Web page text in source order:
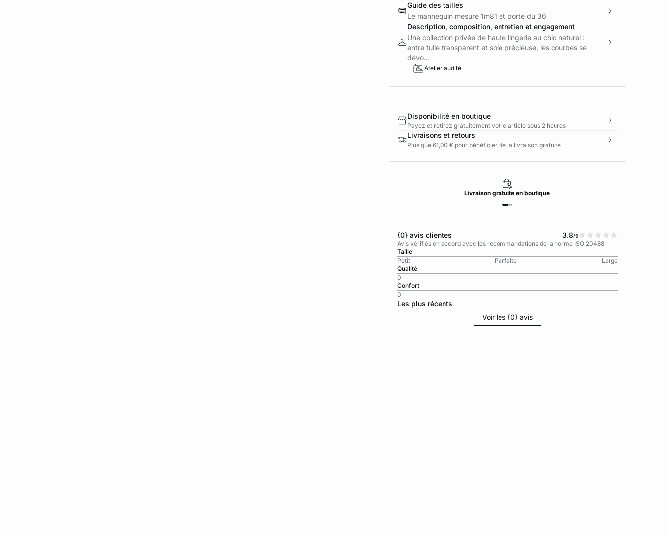
Guide des tailles
Le mannequin mesure 1m81 et porte du 36
Description, composition, entretien et engagement
Une collection privée de haute lingerie au chic naturel :
entre tulle transparent et soie précieuse, les courbes se
dévo...
Atelier audité
Disponibilité en boutique
Payez et retirez gratuitement votre article sous 2 heures
Livraisons et retours
Plus que 61,00 € pour bénéficier de la livraison gratuite
Livraison gratuite en boutique
{0} avis clientes 3.8/5
Avis vérifiés en accord avec les recommandations de la norme ISO 20488
Taille
Petit
Parfaite
Large
Qualité
0
Confort
0
Les plus récents
Voir les {0} avis